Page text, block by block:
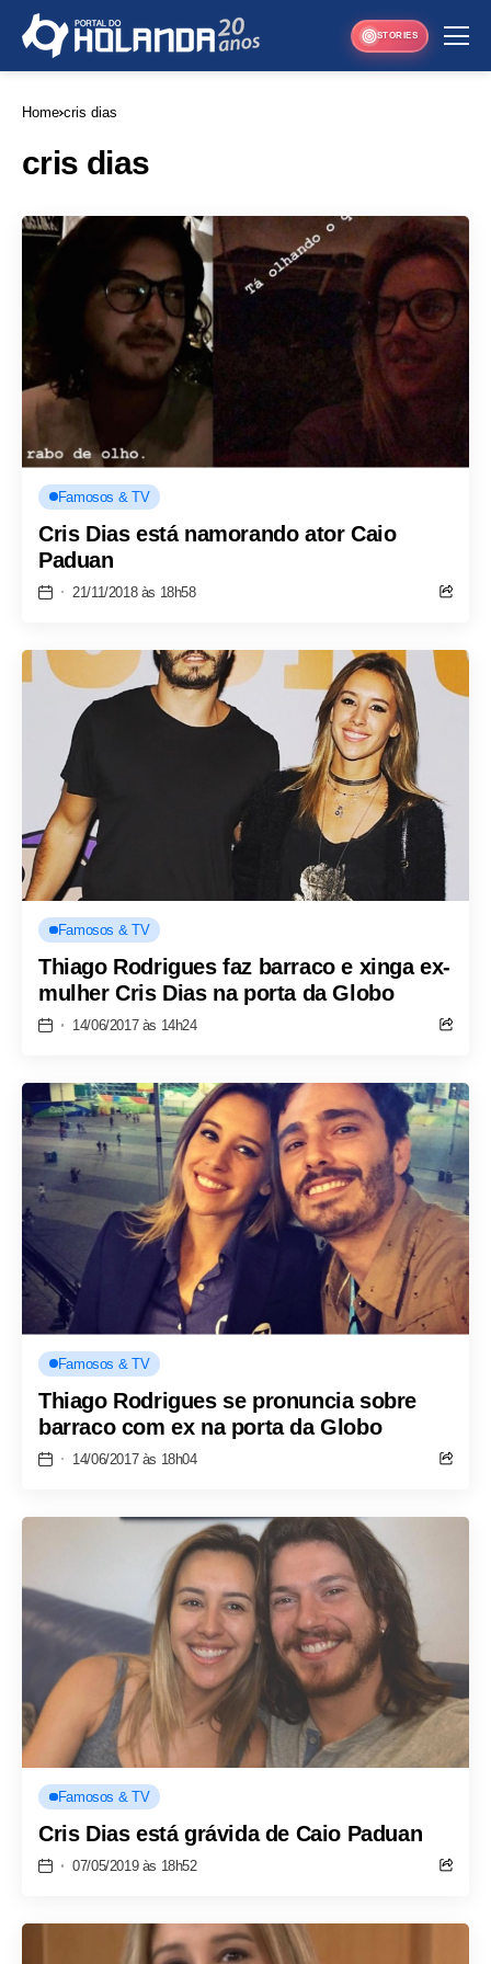
STORIES
Home cris dias
cris dias
Famosos & TV
Cris Dias está namorando ator Caio
Paduan
21/11/2018 às 18h58
Famosos & TV
Thiago Rodrigues faz barraco e xinga ex-
mulher Cris Dias na porta da Globo
14/06/2017 às 14h24
Famosos & TV
Thiago Rodrigues se pronuncia sobre
barraco com ex na porta da Globo
14/06/2017 às 18h04
Famosos & TV
Cris Dias está grávida de Caio Paduan
07/05/2019 às 18h52